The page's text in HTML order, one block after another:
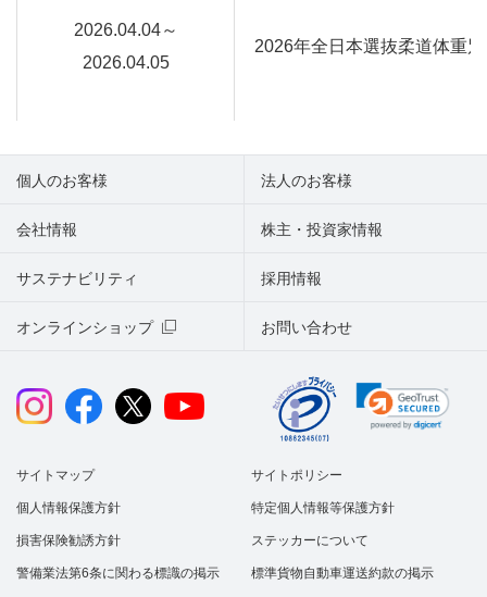
2026.04.04～
2026.04.05
2026年全日本選抜柔道体重
個人のお客様 法人のお客様
会社情報 株主・投資家情報
サステナビリティ
オンラインショップ お問い合わせ
採用情報
サイトマップ サイトポリシー
個人情報保護方針 特定個人情報等保護方針
損害保険勧誘方針 ステッカーについて
警備業法第6条に関わる標識の掲示 標準貨物自動車運送約款の掲示